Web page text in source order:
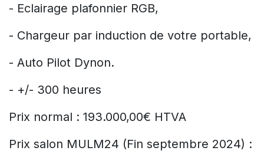
- Eclairage plafonnier RGB,
- Chargeur par induction de votre portable,
- Auto Pilot Dynon.
- +/- 300 heures
Prix normal : 193.000,00€ HTVA
Prix salon MULM24 (Fin septembre 2024) :